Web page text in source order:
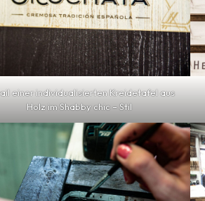
einer individualisierten Kreidetafel aus
Holz im Shabby chic – Stil